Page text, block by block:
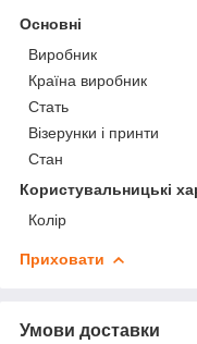
Основні
Виробник
Країна виробник
Стать
Візерунки і принти
Стан
Користувальницькі
Колір
Приховати
Умови доставки